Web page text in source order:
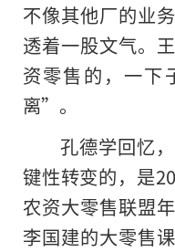
不像其他厂的业
透着一股文气。
资零售的，一下
离”。
孔德学回忆
键性转变的，是
农资大零售联盟
李国建的大零售